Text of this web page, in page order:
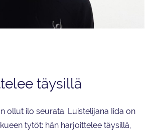
täysillä
ollut ilo seurata. Luistelijana Iida on
tytöt: hän harjoittelee täysillä,